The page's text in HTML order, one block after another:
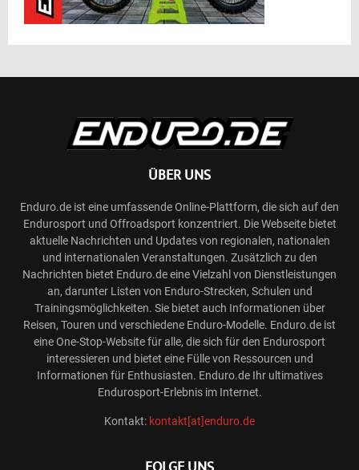
ÜBER UNS
Enduro.de ist eine umfassende Online-Plattform, die sich auf den
Endurosport und Offroadsport konzentriert. Die Webseite bietet
aktuelle Nachrichten und Updates von regionalen, nationalen
und internationalen Veranstaltungen. Zusätzlich zu den
Nachrichten bietet Enduro.de eine Vielzahl von Dienstleistungen
an, darunter Listen von Enduro-Strecken, Schulen und
Trainingsmöglichkeiten. Sie bietet auch Informationen über
Reisen, Touren und verschiedene Enduro-Modelle. Enduro.de ist
eine One-Stop-Website für alle, die sich für den Endurosport
interessieren und bietet eine Fülle von Ressourcen und
Informationen für Enthusiasten. Enduro.de Ihr ultimatives
Endurosport-Erlebnis im Internet.
Kontakt: kontakt[at]enduro.de